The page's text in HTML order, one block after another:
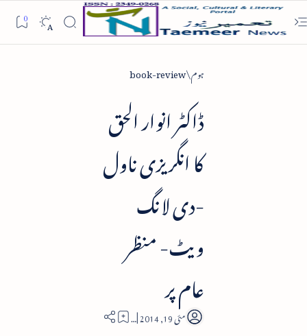
ہوم book-review
ڈاکٹر انوار الحق
کا انگریزی ناول
-دی لانگ
ویٹ- منظر
عام پر
2